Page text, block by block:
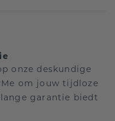
onze deskundige
om jouw tijdloze
garantie biedt